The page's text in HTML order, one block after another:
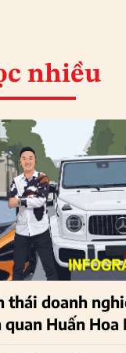
nhiều
thái doanh
Huấn Hoa